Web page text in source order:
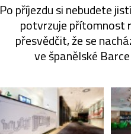
Po příjezdu si nebudete
potvrzuje přítomnost
přesvědčit, že se
ve španělské